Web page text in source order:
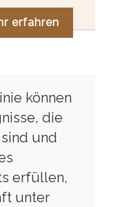
erfahren
können
die
und
erfüllen,
unter